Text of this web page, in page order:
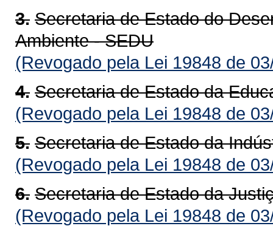
3. Secretaria de Estado do
Ambiente - SEDU
(Revogado pela Lei 19848 de
4. Secretaria de Estado da
(Revogado pela Lei 19848 de
5. Secretaria de Estado da
(Revogado pela Lei 19848 de
6. Secretaria de Estado da
(Revogado pela Lei 19848 de